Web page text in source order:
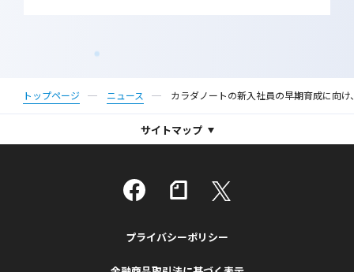
トップページ ニュース カラダノートの新入社員の早期育成に向
サイトマップ
プライバシーポリシー